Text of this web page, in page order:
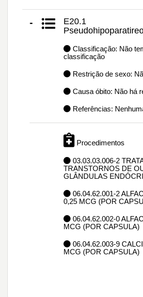
-
E20.1
Classificação: Não
classificação
Restrição de sexo:
Causa óbito: Não há
Referências:
Procedimentos
03.03.03.006-2
TRANSTORNOS DE
GLÂNDULAS
06.04.62.001-2
0,25 MCG (POR
06.04.62.002-0
MCG (POR CAPSULA)
06.04.62.003-9
MCG (POR CAPSULA)